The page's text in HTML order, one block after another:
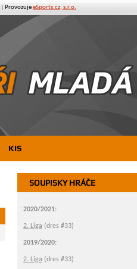
| ProvozujeeSports.cz, s.r.o.
KIS
SOUPISKY HRÁČE
2020/2021:
2. Liga (dres #33)
2019/2020:
2. Liga (dres #33)